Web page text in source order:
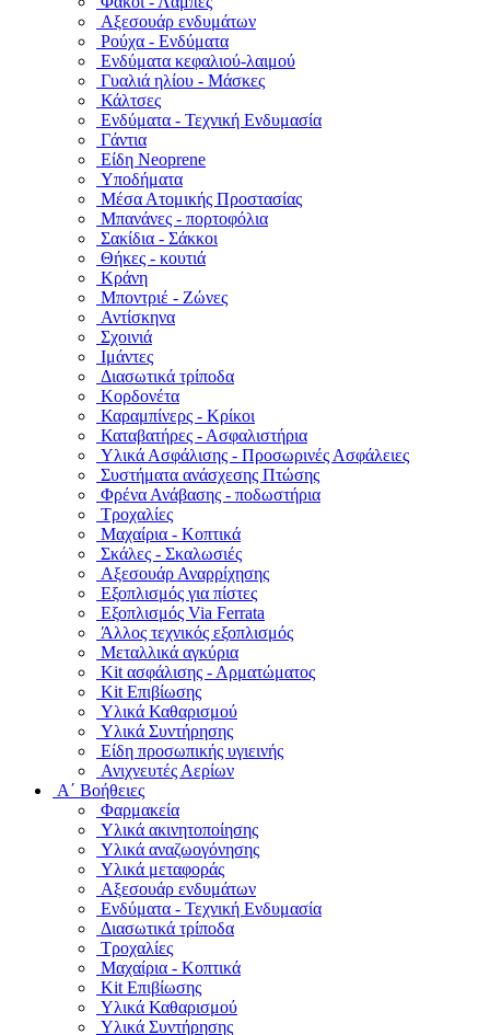
Αξεσουάρ ενδυμάτων
Ρούχα - Ενδύματα
Ενδύματα κεφαλιού-λαιμού
Γυαλιά ηλίου - Μάσκες
Κάλτσες
Ενδύματα - Τεχνική Ενδυμασία
Γάντια
Είδη Neoprene
Υποδήματα
Μέσα Ατομικής Προστασίας
Μπανάνες - πορτοφόλια
Σακίδια - Σάκκοι
Θήκες - κουτιά
Κράνη
Μποντριέ - Ζώνες
Αντίσκηνα
Σχοινιά
Ιμάντες
Διασωτικά τρίποδα
Κορδονέτα
Καραμπίνερς - Κρίκοι
Καταβατήρες - Ασφαλιστήρια
Υλικά Ασφάλισης - Προσωρινές Ασφάλειες
Συστήματα ανάσχεσης Πτώσης
Φρένα Ανάβασης - ποδωστήρια
Τροχαλίες
Μαχαίρια - Κοπτικά
Σκάλες - Σκαλωσιές
Αξεσουάρ Αναρρίχησης
Εξοπλισμός για πίστες
Εξοπλισμός Via Ferrata
Άλλος τεχνικός εξοπλισμός
Μεταλλικά αγκύρια
Kit ασφάλισης - Αρματώματος
Kit Επιβίωσης
Υλικά Καθαρισμού
Υλικά Συντήρησης
Είδη προσωπικής υγιεινής
Ανιχνευτές Αερίων
Α΄ Βοήθειες
Φαρμακεία
Υλικά ακινητοποίησης
Υλικά αναζωογόνησης
Υλικά μεταφοράς
Αξεσουάρ ενδυμάτων
Ενδύματα - Τεχνική Ενδυμασία
Διασωτικά τρίποδα
Τροχαλίες
Μαχαίρια - Κοπτικά
Kit Επιβίωσης
Υλικά Καθαρισμού
Υλικά Συντήρησης